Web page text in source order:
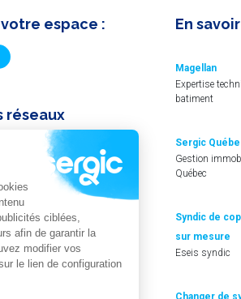
espace :
réseaux
En
Magellan
Expertise
batiment
Sergic
Gestion
Québec
Syndic de
sur mesure
Eseis syndic
Changer de